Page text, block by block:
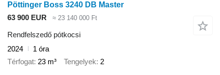
Pöttinger Boss 3240 DB Master
63 900 EUR
≈ 23 140 000 Ft
Rendfelszedő pótkocsi
2024
1 óra
Térfogat 23 m³ Tengelyek 2